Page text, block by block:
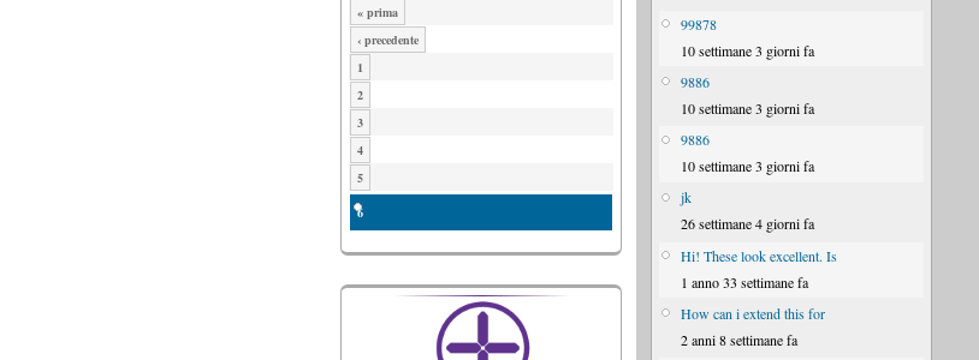
« prima
‹ precedente
1
2
3
4
5
6
99878
10 settimane 3 giorni fa
9886
10 settimane 3 giorni fa
9886
10 settimane 3 giorni fa
jk
26 settimane 4 giorni fa
Hi! These look excellent. Is
1 anno 33 settimane fa
How can i extend this for
2 anni 8 settimane fa